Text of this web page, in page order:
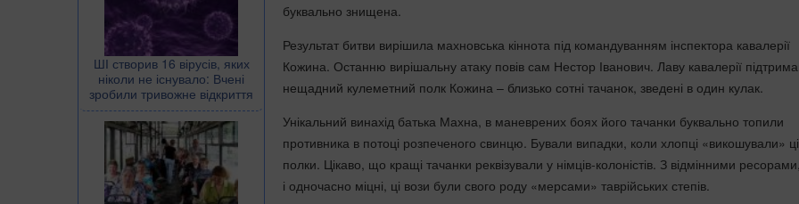
ШІ створив 16 вірусів, яких
ніколи не існувало: Вчені
зробили тривожне відкриття
буквально знищена.
Результат битви вирішила махновська кіннота під командуванням інспектора кавалерії
Кожина. Останню вирішальну атаку повів сам Нестор Іванович. Лаву кавалерії
нещадний кулеметний полк Кожина – близько сотні тачанок, зведені в один кулак.
Унікальний винахід батька Махна, в маневрених боях його тачанки буквально топили
противника в потоці розпеченого свинцю. Бували випадки, коли хлопці «викошували»
полки. Цікаво, що кращі тачанки реквізували у німців-колоністів. З відмінними ресорами,
і одночасно міцні, ці вози були свого роду «мерсами» таврійських степів.